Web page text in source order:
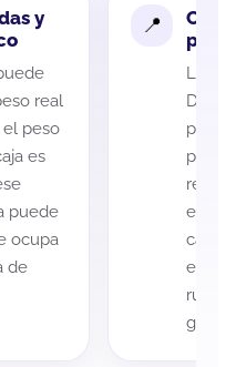
y
real
peso
es
puede
ocupa
de
La
cada
es
ruta
guía